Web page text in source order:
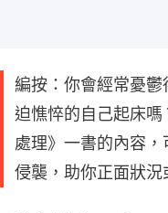
編按：你會經常憂
迫憔悴的自己起床
處理》一書的內容
侵襲，助你正面狀況